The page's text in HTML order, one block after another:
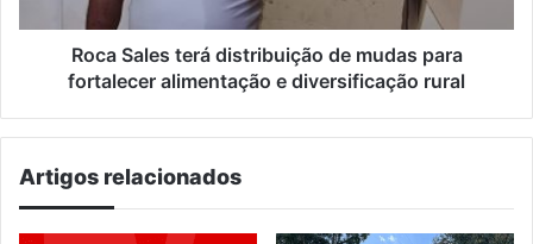
alimentação
diversificação
Roca Sales terá distribuição de mudas para
fortalecer alimentação e diversificação rural
Artigos relacionados